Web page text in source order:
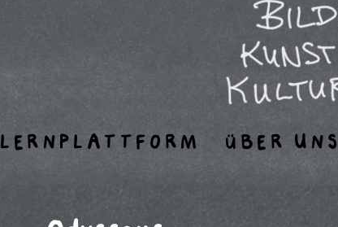
LERNPLATTFORM ÜBER UNS